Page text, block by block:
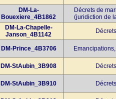
DM-La-
Bouexiere_4B1862
Décrets de
(juridiction de
DM-La-Chapelle-
Janson_4B1142
DM-Prince_4B3706
DM-StAubin_3B908
DM-StAubin_3B910